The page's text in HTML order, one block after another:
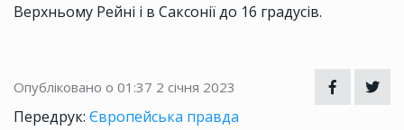
Верхньому Рейні і в Саксонії до 16 градусів.
Опубліковано о 01:37 2 січня 2023
Передрук: Європейська правда